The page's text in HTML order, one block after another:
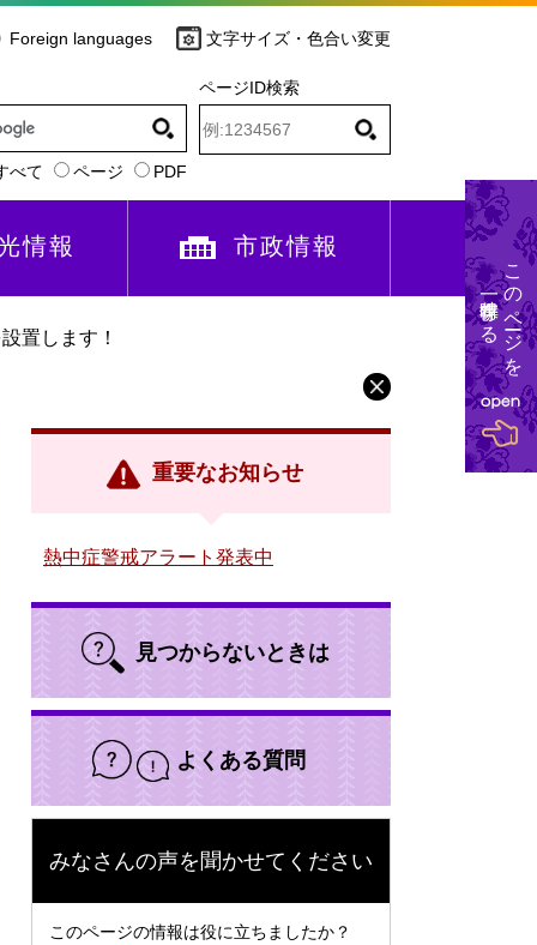
Foreign languages 文字サイズ・色合い変更
べて ページ PDF
ページID検索
情報 市政情報
置します！
重要なお知らせ
熱中症警戒アラート発表中
見つからないときは
よくある質問
みなさんの声を聞かせてください
このページの情報は役に立ちましたか？
このページを
一時保存する